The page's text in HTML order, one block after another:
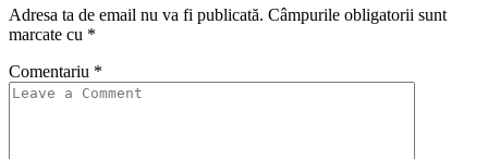
Adresa ta de email nu va fi publicată. Câmpurile obligatorii sunt
marcate cu *
Comentariu *